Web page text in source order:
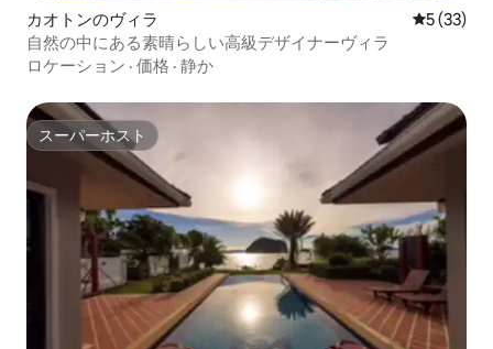
カオトンのヴィラ レビュー
5 (33)
自然の中にある素晴らしい高級デザイナーヴィラ
ロケーション · 価格 · 静か
スーパーホスト
スーパーホスト